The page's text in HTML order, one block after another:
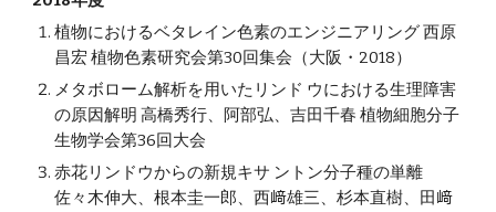
植物におけるベタレイン色素のエンジニアリング 西原
昌宏 植物色素研究会第30回集会（大阪・2018）
メタボローム解析を用いたリンド ウにおける生理障害
の原因解明 高橋秀行、阿部弘、吉田千春 植物細胞分子
生物学会第36回大会
赤花リンドウからの新規キサ ントン分子種の単離
佐々木伸大、根本圭一郎、西﨑雄三、杉本直樹、田﨑